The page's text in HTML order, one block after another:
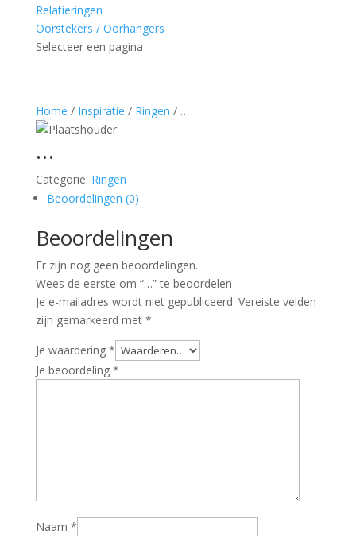
Relatieringen
Oorstekers / Oorhangers
Selecteer een pagina
Home / Inspiratie / Ringen / …
…
Categorie: Ringen
Beoordelingen (0)
Beoordelingen
Er zijn nog geen beoordelingen.
Wees de eerste om “…” te beoordelen
Je e-mailadres wordt niet gepubliceerd. Vereiste velden
zijn gemarkeerd met *
Je waardering *
Je beoordeling *
Naam *